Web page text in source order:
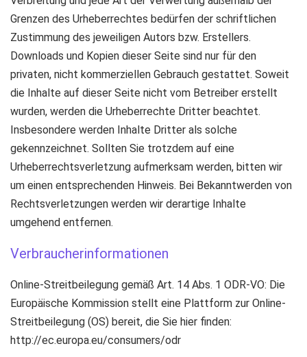
Grenzen des Urheberrechtes bedürfen der schriftlichen
Zustimmung des jeweiligen Autors bzw. Erstellers.
Downloads und Kopien dieser Seite sind nur für den
privaten, nicht kommerziellen Gebrauch gestattet. Soweit
die Inhalte auf dieser Seite nicht vom Betreiber erstellt
wurden, werden die Urheberrechte Dritter beachtet.
Insbesondere werden Inhalte Dritter als solche
gekennzeichnet. Sollten Sie trotzdem auf eine
Urheberrechtsverletzung aufmerksam werden, bitten wir
um einen entsprechenden Hinweis. Bei Bekanntwerden von
Rechtsverletzungen werden wir derartige Inhalte
umgehend entfernen.
Verbraucherinformationen
Online-Streitbeilegung gemäß Art. 14 Abs. 1 ODR-VO: Die
Europäische Kommission stellt eine Plattform zur Online-
Streitbeilegung (OS) bereit, die Sie hier finden:
http://ec.europa.eu/consumers/odr